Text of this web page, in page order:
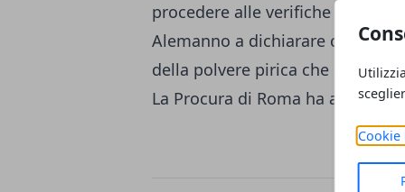
Cookie
procedere alle verifiche del
Alemanno a dichiarare che si
della polvere pirica che non
La Procura di Roma ha aperto